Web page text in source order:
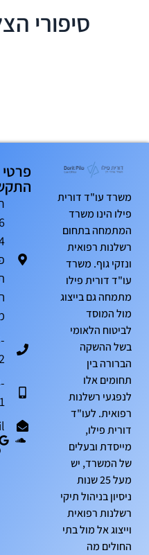
סיפורי
משרד עו"ד דורית
פילו הינו משרד
המתמחה בתחום
רשלנות רפואית
ונזקי גוף. משרד
עו"ד דורית פילו
מתמחה גם בייצוג
מול המוסד
לביטוח הלאומי
בשל ההשקה
הברורה בין
תחומים אלו
לנפגעי רשלנות
רפואית. לעו"ד
דורית פילו,
מייסדת ובעלים
של המשרד, יש
מעל 25 שנות
ניסיון בניהול תיקי
רשלנות רפואית
וייצוג אל מול בתי
החולים מה
פרטי